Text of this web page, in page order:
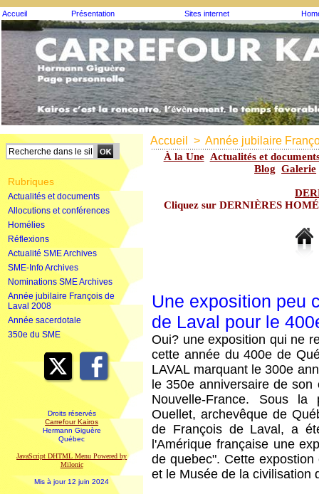
Accueil Présentation Sites internet
Rubriques
Actualités et documents
Allocutions et conférences
Homélies
Réflexions
Actualité SME Archives
SME-Info Archives
Nominations SME Archives
Année jubilaire François de
Laval 2008
Année sacerdotale
350e du SME
Droits réservés
Carrefour Kairos
Hermann Giguère
Québec
JavaScript DHTML Menu Powered by
Milonic
Mis à jour 12 juin 2024
Accueil > Année jubilaire
À la Une Actualités et
Blog Galerie
Cliquez sur DERNIÈRES
Une exposition peu
de Laval pour le
Oui? une exposition qui ne
cette année du 400e de
LAVAL marquant le 300e
le 350e anniversaire de
Nouvelle-France. Sous la
Ouellet, archevêque de
de François de Laval, a
l'Amérique française une
de quebec". Cette
et le Musée de la civilisation